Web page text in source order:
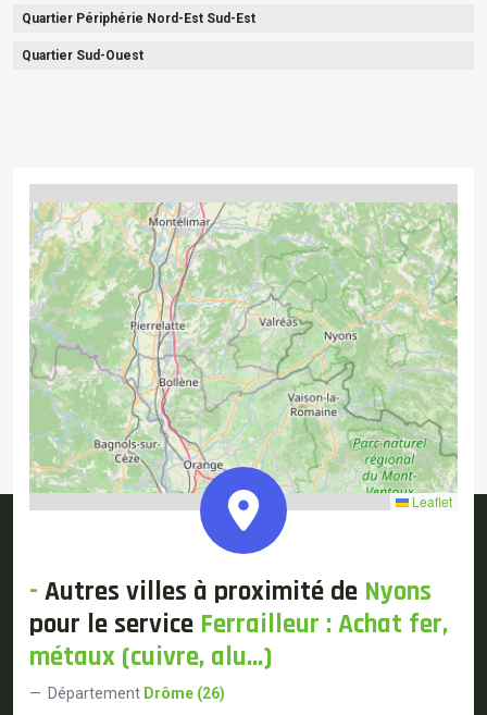
Quartier Périphérie Nord-Est Sud-Est
Quartier Sud-Ouest
2
2
4
Leaflet
- Autres villes à proximité de Nyons
pour le service Ferrailleur : Achat fer,
métaux (cuivre, alu...)
Département Drôme (26)